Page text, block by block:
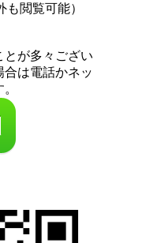
も閲覧可能）
とが多々ござい
合は電話かネッ